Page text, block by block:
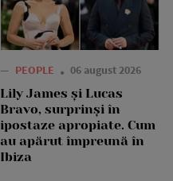
— PEOPLE 06 august 2026
Lily James și Lucas
Bravo, surprinși în
ipostaze apropiate. Cum
au apărut împreună în
Ibiza